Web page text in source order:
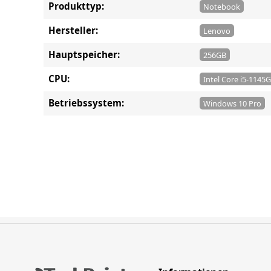
Produkttyp: Notebook
Hersteller: Lenovo
Hauptspeicher: 256GB
CPU: Intel Core i5-
Betriebssystem: Windows 10 Pro